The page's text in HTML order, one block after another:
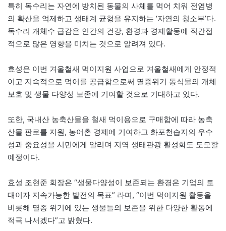
특히 독수리는 자연에 방치된 동물의 사체를 먹어 치워 전염병
의 확산을 억제하고 생태계 균형을 유지하는 ‘자연의 청소부’다.
독수리 개체수 급감은 인간의 건강, 환경과 경제활동에 직간접
적으로 많은 영향을 미치는 것으로 알려져 있다.
효성은 이번 겨울철새 먹이지원 사업으로 겨울철새에게 안정적
이고 지속적으로 먹이를 공급함으로써 멸종위기 동식물의 개체
보호 및 생물 다양성 보존에 기여할 것으로 기대하고 있다.
또한, 국내산 농축산물을 철새 먹이용으로 구매함에 따라 농축
산물 판로를 지원, 농어촌 경제에 기여하고 화포천습지의 우수
성과 중요성을 시민에게 알리며 지역 생태관광 활성화도 도모할
예정이다.
효성 조현준 회장은 “생물다양성이 보존되는 환경은 기업의 토
대이자 지속가능한 발전의 목표” 라며, “이번 먹이지원 활동을
비롯해 멸종 위기에 있는 생물들의 보존을 위한 다양한 활동에
적극 나서겠다”고 밝혔다.